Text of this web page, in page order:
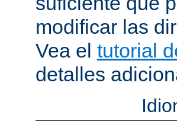
modificar las
Vea el tutorial
detalles